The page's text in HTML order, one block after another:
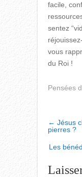
facile,
sentez
vous
du Roi !
Pensées
POST
← Jésus
pierres ?
Les